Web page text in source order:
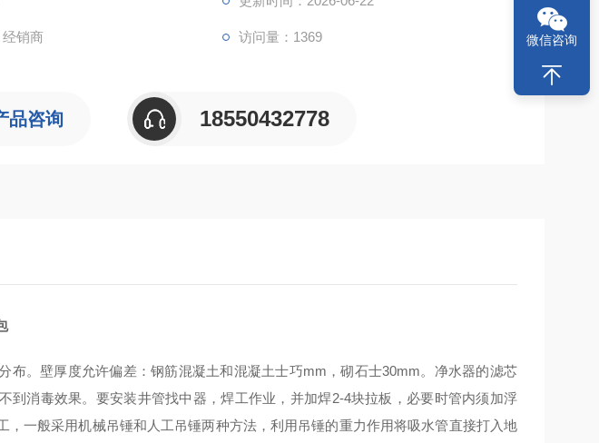
销商 访问量：1369
品咨询 18550432778
布。壁厚度允许偏差：钢筋混凝土和混凝土士巧mm，砌石士30mm。净水器的滤芯
到消毒效果。要安装井管找中器，焊工作业，并加焊2-4块拉板，必要时管内须加浮
，一般采用机械吊锤和人工吊锤两种方法，利用吊锤的重力作用将吸水管直接打入地
微信咨询